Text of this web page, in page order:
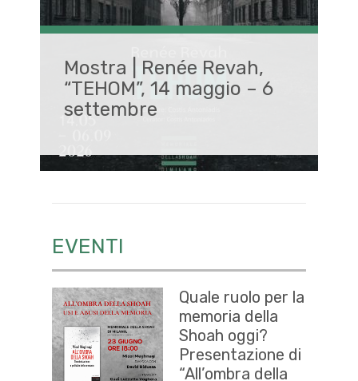
Mostra | Renée Revah,
“TEHOM”, 14 maggio – 6
settembre
EVENTI
Quale ruolo per la
memoria della
Shoah oggi?
Presentazione di
“All’ombra della